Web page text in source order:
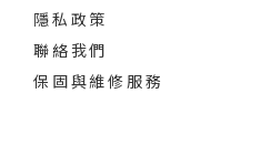
隱私政策
聯絡我們
保固與維修服務